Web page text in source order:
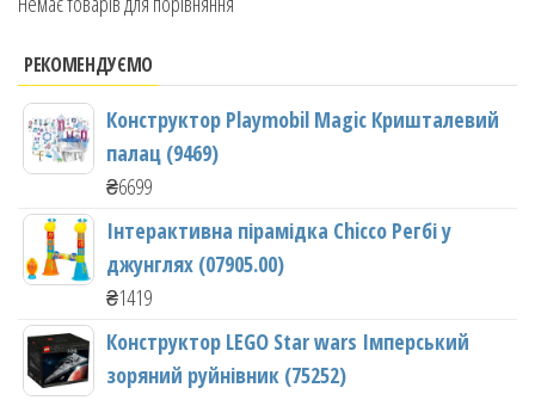
РЕКОМЕНДУЄМО
Конструктор Playmobil Magic Кришталевий
палац (9469)
₴6699
Інтерактивна пірамідка Chicco Регбі у
джунглях (07905.00)
₴1419
Конструктор LEGO Star wars Імперський
зоряний руйнівник (75252)